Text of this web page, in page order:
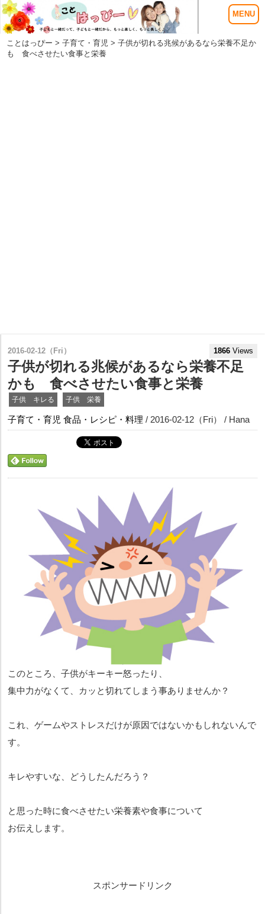
ことはっぴー >子育て・育児 > 子供が切れる兆候があるなら栄養不足か
も 食べさせたい食事と栄養
2016-02-12（Fri） 1866 Views
子供が切れる兆候があるなら栄養不足
かも 食べさせたい食事と栄養
子供 キレる 子供 栄養
子育て・育児 食品・レシピ・料理 / 2016-02-12（Fri） / Hana
このところ、子供がキーキー怒ったり、
集中力がなくて、カッと切れてしまう事ありませんか？
これ、ゲームやストレスだけが原因ではないかもしれないんで
す。
キレやすいな、どうしたんだろう？
と思った時に食べさせたい栄養素や食事について
お伝えします。
スポンサードリンク